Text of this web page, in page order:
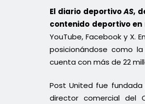
El diario deportivoAS,
contenido deportivo
YouTube, Facebook y X.
posicionándose como
cuenta con más de 22
Post United fue fundada
director comercial del